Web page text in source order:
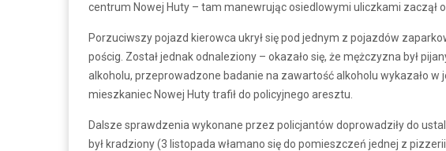
centrum Nowej Huty – tam manewrując osiedlowymi uliczkami zaczął
Porzuciwszy pojazd kierowca ukrył się pod jednym z pojazdów
pościg. Został jednak odnaleziony – okazało się, że mężczyzna był
alkoholu, przeprowadzone badanie na zawartość alkoholu wykazało
mieszkaniec Nowej Huty trafił do policyjnego aresztu.
Dalsze sprawdzenia wykonane przez policjantów doprowadziły do
był kradziony (3 listopada włamano się do pomieszczeń jednej z